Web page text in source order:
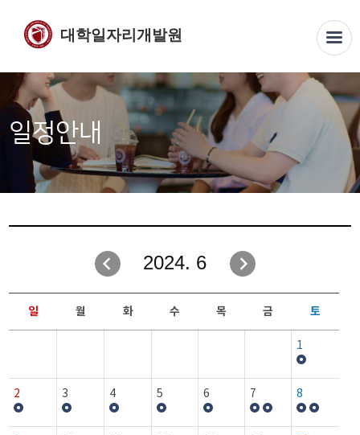
대학일자리개발원
일정안내
2024. 6
일 월 화 수 목 금 토
1
2 3 4 5 6 7 8